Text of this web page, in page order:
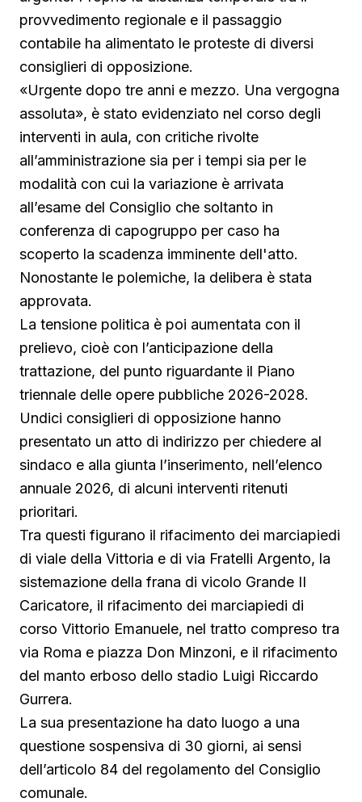
provvedimento regionale e il passaggio
contabile ha alimentato le proteste di diversi
consiglieri di opposizione.
«Urgente dopo tre anni e mezzo. Una vergogna
assoluta», è stato evidenziato nel corso degli
interventi in aula, con critiche rivolte
all’amministrazione sia per i tempi sia per le
modalità con cui la variazione è arrivata
all’esame del Consiglio che soltanto in
conferenza di capogruppo per caso ha
scoperto la scadenza imminente dell'atto.
Nonostante le polemiche, la delibera è stata
approvata.
La tensione politica è poi aumentata con il
prelievo, cioè con l’anticipazione della
trattazione, del punto riguardante il Piano
triennale delle opere pubbliche 2026-2028.
Undici consiglieri di opposizione hanno
presentato un atto di indirizzo per chiedere al
sindaco e alla giunta l’inserimento, nell’elenco
annuale 2026, di alcuni interventi ritenuti
prioritari.
Tra questi figurano il rifacimento dei marciapiedi
di viale della Vittoria e di via Fratelli Argento, la
sistemazione della frana di vicolo Grande II
Caricatore, il rifacimento dei marciapiedi di
corso Vittorio Emanuele, nel tratto compreso tra
via Roma e piazza Don Minzoni, e il rifacimento
del manto erboso dello stadio Luigi Riccardo
Gurrera.
La sua presentazione ha dato luogo a una
questione sospensiva di 30 giorni, ai sensi
dell’articolo 84 del regolamento del Consiglio
comunale.